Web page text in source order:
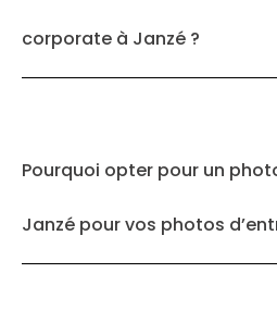
corporate à Janzé ?
Pourquoi opter pour un
Janzé pour vos photos